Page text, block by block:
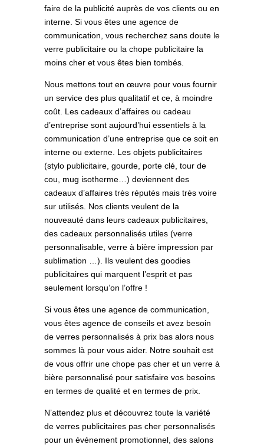
faire de la publicité auprès de vos clients ou en
interne. Si vous êtes une agence de
communication, vous recherchez sans doute le
verre publicitaire ou la chope publicitaire la
moins cher et vous êtes bien tombés.
Nous mettons tout en œuvre pour vous fournir
un service des plus qualitatif et ce, à moindre
coût. Les cadeaux d’affaires ou cadeau
d’entreprise sont aujourd’hui essentiels à la
communication d’une entreprise que ce soit en
interne ou externe. Les objets publicitaires
(stylo publicitaire, gourde, porte clé, tour de
cou, mug isotherme…) deviennent des
cadeaux d’affaires très réputés mais très voire
sur utilisés. Nos clients veulent de la
nouveauté dans leurs cadeaux publicitaires,
des cadeaux personnalisés utiles (verre
personnalisable, verre à bière impression par
sublimation …). Ils veulent des goodies
publicitaires qui marquent l’esprit et pas
seulement lorsqu’on l’offre !
Si vous êtes une agence de communication,
vous êtes agence de conseils et avez besoin
de verres personnalisés à prix bas alors nous
sommes là pour vous aider. Notre souhait est
de vous offrir une chope pas cher et un verre à
bière personnalisé pour satisfaire vos besoins
en termes de qualité et en termes de prix.
N’attendez plus et découvrez toute la variété
de verres publicitaires pas cher personnalisés
pour un événement promotionnel, des salons